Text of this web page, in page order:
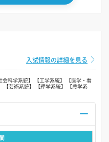
入試情報の詳細を見る
会科学系統】 【工学系統】 【医学・看
【芸術系統】 【理学系統】 【農学系